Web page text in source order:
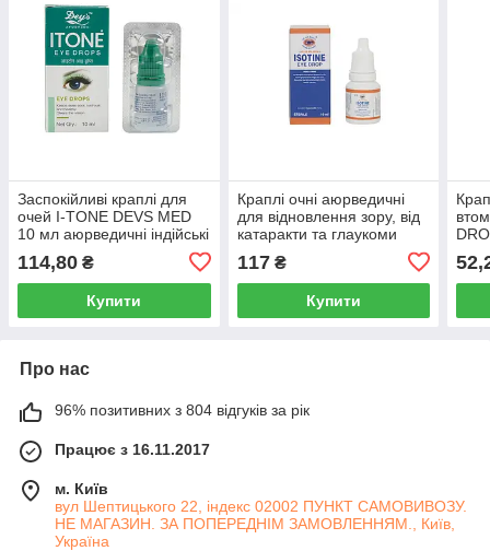
Заспокійливі краплі для
очей I-TONE DEVS MED
10 мл аюрведичні індійські
глаукомі Айтон
114,80 ₴
Купити
Краплі очні аюрведичні
для відновлення зору, від
катаракти та глаукоми
АЙСОТІН
117₴
Купити
Про нас
96% позитивних з 804 відгуків за рік
Працює з 16.11.2017
м. Київ
вул Шептицького 22, індекс 02002 ПУНКТ САМОВИВОЗУ.
НЕ МАГАЗИН. ЗА ПОПЕРЕДНІМ ЗАМОВЛЕННЯМ., Київ,
Україна